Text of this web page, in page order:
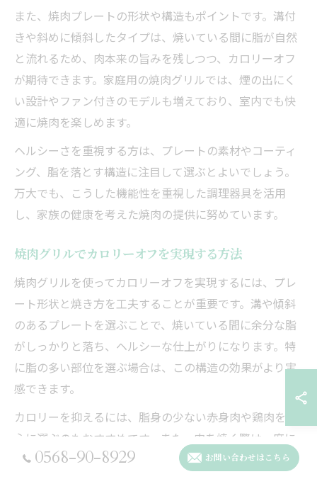
また、焼肉プレートの形状や構造もポイントです。溝付
きや斜めに傾斜したタイプは、焼いている間に脂が自然
と流れるため、肉本来の旨みを残しつつ、カロリーオフ
が期待できます。家庭用の焼肉グリルでは、煙の出にく
い設計やファン付きのモデルも増えており、室内でも快
適に焼肉を楽しめます。
ヘルシーさを重視する方は、プレートの素材やコーティ
ング、脂を落とす構造に注目して選ぶとよいでしょう。
万大でも、こうした機能性を重視した調理器具を活用
し、家族の健康を考えた焼肉の提供に努めています。
焼肉グリルでカロリーオフを実現する方法
焼肉グリルを使ってカロリーオフを実現するには、プレ
ート形状と焼き方を工夫することが重要です。溝や傾斜
のあるプレートを選ぶことで、焼いている間に余分な脂
がしっかりと落ち、ヘルシーな仕上がりになります。特
に脂の多い部位を選ぶ場合は、この構造の効果がより実
感できます。
カロリーを抑えるには、脂身の少ない赤身肉や鶏肉を中
心に選ぶのもおすすめです。また、肉を焼く際は一度に
多くの肉をのせず、こまめに裏返すことで脂が流れやす
0568-90-8929 お問い合わせはこちら